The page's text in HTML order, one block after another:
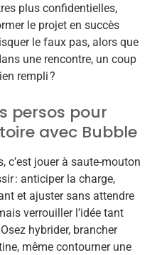
plus confidentielles,
le projet en succès
le faux pas, alors que
une rencontre, un coup
rempli ?
persos pour
avec Bubble
c’est jouer à saute-mouton
: anticiper la charge,
et ajuster sans attendre
verrouiller l’idée tant
hybrider, brancher
même contourner une